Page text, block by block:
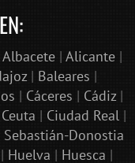
Albacete| Alicante|
| Baleares |
| Cáceres | Cádiz|
Ceuta | Ciudad Real|
Sebastián-Donostia
| Huelva | Huesca |